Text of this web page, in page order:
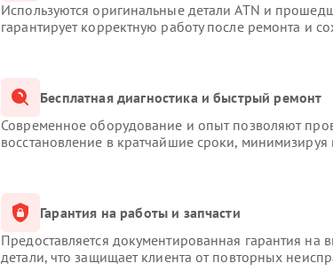
Используются оригинальные детали ATN и
гарантирует корректную работу после ремонта и
Бесплатная диагностика и быстрый ремонт
Современное оборудование и опыт позволяют
восстановление в кратчайшие сроки, минимизируя
Гарантия на работы и запчасти
Предоставляется документированная гарантия
детали, что защищает клиента от повторных